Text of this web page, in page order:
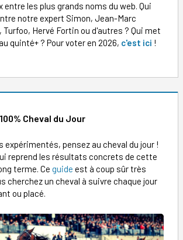
entre les plus grands noms du web. Qui
notre expert Simon, Jean-Marc
Hervé Fortin ou d'autres ? Qui met
quinté+ ? Pour voter en 2026, c'est ici !
Cheval du Jour
expérimentés, pensez au cheval du jour !
reprend les résultats concrets de cette
terme. Ce guide est à coup sûr très
cherchez un cheval à suivre chaque jour
ou placé.